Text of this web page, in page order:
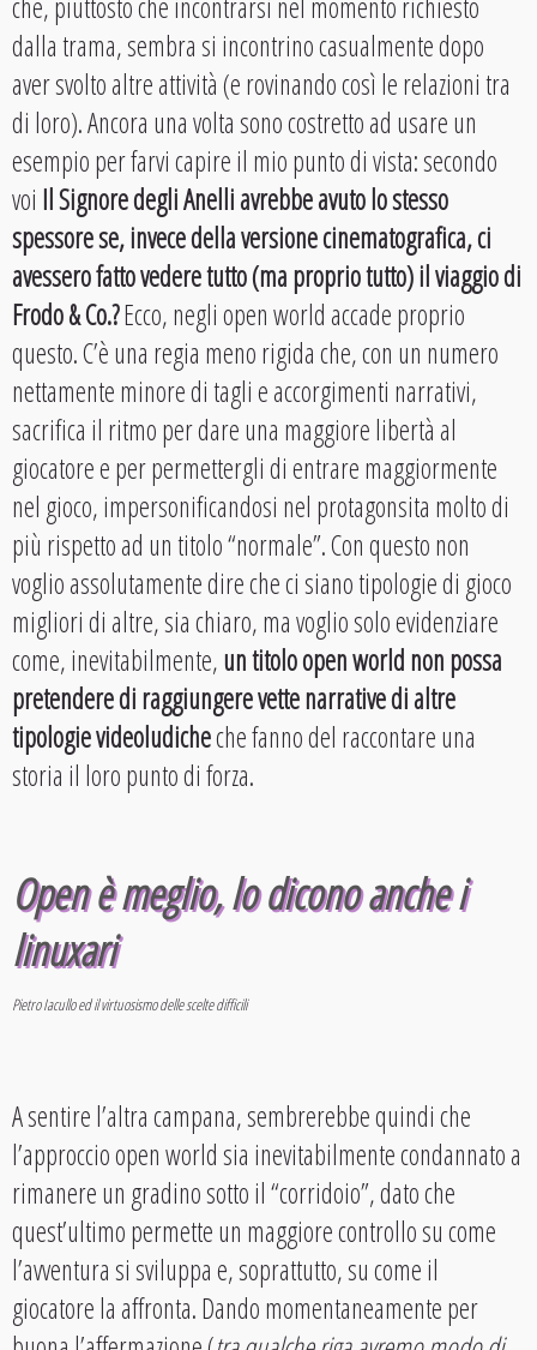
dalla trama, sembra si incontrino casualmente dopo
aver svolto altre attività (e rovinando così le relazioni tra
di loro). Ancora una volta sono costretto ad usare un
esempio per farvi capire il mio punto di vista: secondo
voi Il Signore degli Anelli avrebbe avuto lo stesso
spessore se, invece della versione cinematografica, ci
avessero fatto vedere tutto (ma proprio tutto) il viaggio di
Frodo & Co.?Ecco, negli open world accade proprio
questo. C’è una regia meno rigida che, con un numero
nettamente minore di tagli e accorgimenti narrativi,
sacrifica il ritmo per dare una maggiore libertà al
giocatore e per permettergli di entrare maggiormente
nel gioco, impersonificandosi nel protagonsita molto di
più rispetto ad un titolo “normale”. Con questo non
voglio assolutamente dire che ci siano tipologie di gioco
migliori di altre, sia chiaro, ma voglio solo evidenziare
come, inevitabilmente,un titolo open world non possa
pretendere di raggiungere vette narrative di altre
tipologie videoludicheche fanno del raccontare una
storia il loro punto di forza.
Open è meglio, lo dicono anche i
linuxari
Pietro Iacullo ed il virtuosismo delle scelte difficili
A sentire l’altra campana, sembrerebbe quindi che
l’approccio open world sia inevitabilmente condannato a
rimanere un gradino sotto il “corridoio”, dato che
quest’ultimo permette un maggiore controllo su come
l’avventura si sviluppa e, soprattutto, su come il
giocatore la affronta. Dando momentaneamente per